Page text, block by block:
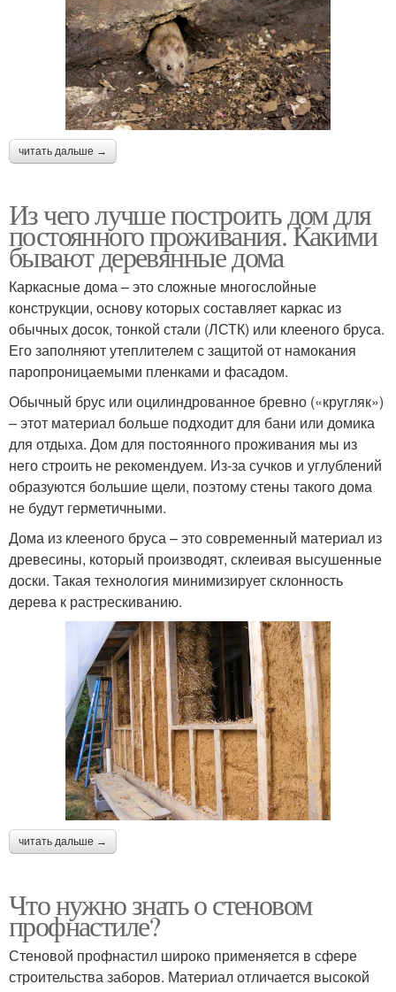
читать дальше →
Из чего лучше построить дом для
постоянного проживания. Какими
бывают деревянные дома
Каркасные дома – это сложные многослойные
конструкции, основу которых составляет каркас из
обычных досок, тонкой стали (ЛСТК) или клееного бруса.
Его заполняют утеплителем с защитой от намокания
паропроницаемыми пленками и фасадом.
Обычный брус или оцилиндрованное бревно («кругляк»)
– этот материал больше подходит для бани или домика
для отдыха. Дом для постоянного проживания мы из
него строить не рекомендуем. Из-за сучков и углублений
образуются большие щели, поэтому стены такого дома
не будут герметичными.
Дома из клееного бруса – это современный материал из
древесины, который производят, склеивая высушенные
доски. Такая технология минимизирует склонность
дерева к растрескиванию.
читать дальше →
Что нужно знать о стеновом
профнастиле?
Стеновой профнастил широко применяется в сфере
строительства заборов. Материал отличается высокой